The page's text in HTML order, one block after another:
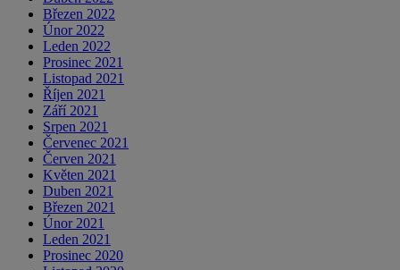
Březen 2022
Únor 2022
Leden 2022
Prosinec 2021
Listopad 2021
Říjen 2021
Září 2021
Srpen 2021
Červenec 2021
Červen 2021
Květen 2021
Duben 2021
Březen 2021
Únor 2021
Leden 2021
Prosinec 2020